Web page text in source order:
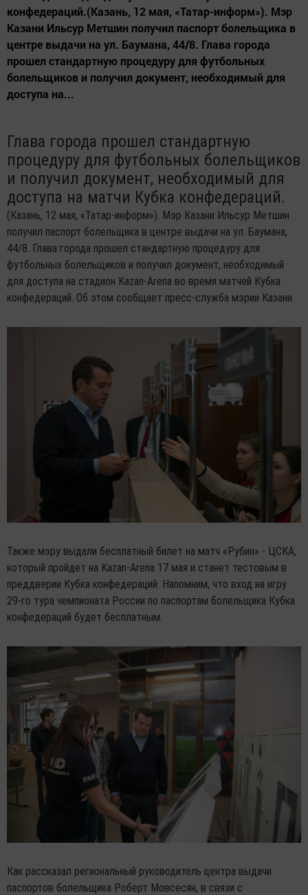
конфедераций.(Казань, 12 мая, «Татар-информ»). Мэр
Казани Ильсур Метшин получил паспорт болельщика в
центре выдачи на ул. Баумана, 44/8. Глава города
прошел стандартную процедуру для футбольных
болельщиков и получил документ, необходимый для
доступа на...
Глава города прошел стандартную
процедуру для футбольных болельщиков
и получил документ, необходимый для
доступа на матчи Кубка конфедераций.
(Казань, 12 мая, «Татар-информ»). Мэр Казани Ильсур Метшин
получил паспорт болельщика в центре выдачи на ул. Баумана,
44/8. Глава города прошел стандартную процедуру для
футбольных болельщиков и получил документ, необходимый
для доступа на стадион Kazan-Arena во время матчей Кубка
конфедераций. Об этом сообщает пресс-служба мэрии Казани.
Также мэру выдали бесплатный билет на матч «Рубин» - ЦСКА,
который пройдет на Kazan-Arena 17 мая и станет тестовым в
преддверии Кубка конфедераций. Напомним, что вход на игру
29-го тура чемпионата России по паспортам болельщика Кубка
конфедераций будет бесплатным.
Как рассказал региональный руководитель центра выдачи
паспортов болельщика Роберт Мовсесян, в связи с